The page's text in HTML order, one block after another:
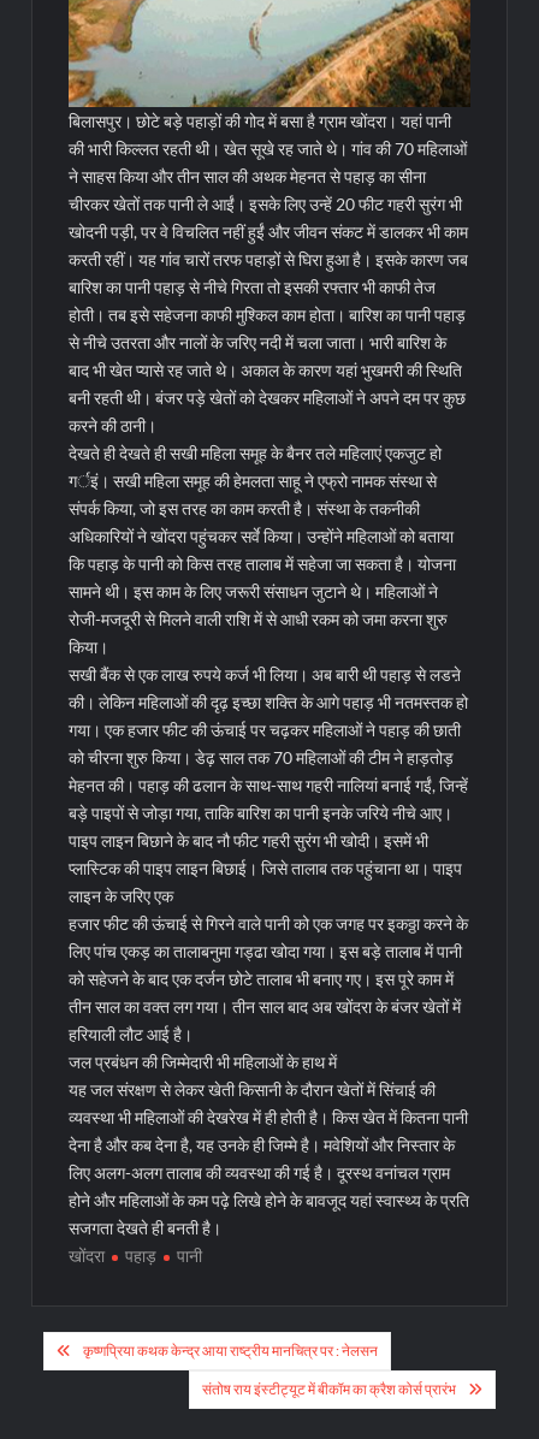
बिलासपुर। छोटे बड़े पहाड़ों की गोद में बसा है ग्राम खोंदरा। यहां पानी
की भारी किल्लत रहती थी। खेत सूखे रह जाते थे। गांव की 70 महिलाओं
ने साहस किया और तीन साल की अथक मेहनत से पहाड़ का सीना
चीरकर खेतों तक पानी ले आईं। इसके लिए उन्हें 20 फीट गहरी सुरंग भी
खोदनी पड़ी, पर वे विचलित नहीं हुईं और जीवन संकट में डालकर भी काम
करती रहीं। यह गांव चारों तरफ पहाड़ों से घिरा हुआ है। इसके कारण जब
बारिश का पानी पहाड़ से नीचे गिरता तो इसकी रफ्तार भी काफी तेज
होती। तब इसे सहेजना काफी मुश्किल काम होता।बारिश का पानी पहाड़
से नीचे उतरता और नालों के जरिए नदी में चला जाता। भारी बारिश के
बाद भी खेत प्यासे रह जाते थे। अकाल के कारण यहां भुखमरी की स्थिति
बनी रहती थी। बंजर पड़े खेतों को देखकर महिलाओं ने अपने दम पर कुछ
करने की ठानी।
देखते ही देखते ही सखी महिला समूह के बैनर तले महिलाएं एकजुट हो
गर्इं। सखी महिला समूह की हेमलता साहू ने एफ्रो नामक संस्था से
संपर्क किया, जो इस तरह का काम करती है। संस्था के तकनीकी
अधिकारियों ने खोंदरा पहुंचकर सर्वे किया। उन्होंने महिलाओं को बताया
कि पहाड़ के पानी को किस तरह तालाब में सहेजा जा सकता है। योजना
सामने थी। इस काम के लिए जरूरी संसाधन जुटाने थे। महिलाओं ने
रोजी-मजदूरी से मिलने वाली राशि में से आधी रकम को जमा करना शुरु
किया।
सखी बैंक से एक लाख रुपये कर्ज भी लिया। अब बारी थी पहाड़ से लडऩे
की। लेकिन महिलाओं की दृढ़ इच्छा शक्ति के आगे पहाड़ भी नतमस्तक हो
गया। एक हजार फीट की ऊंचाई पर चढ़कर महिलाओं ने पहाड़ की छाती
को चीरना शुरु किया। डेढ़ साल तक 70 महिलाओं की टीम ने हाड़तोड़
मेहनत की। पहाड़ की ढलान के साथ-साथ गहरी नालियां बनाई गईं, जिन्हें
बड़े पाइपों से जोड़ा गया, ताकि बारिश का पानी इनके जरिये नीचे आए।
पाइप लाइन बिछाने के बाद नौ फीट गहरी सुरंग भी खोदी। इसमें भी
प्लास्टिक की पाइप लाइन बिछाई। जिसे तालाब तक पहुंचाना था। पाइप
लाइन के जरिए एक
हजार फीट की ऊंचाई से गिरने वाले पानी को एक जगह पर इकठ्ठा करने के
लिए पांच एकड़ का तालाबनुमा गड्ढा खोदा गया। इस बड़े तालाब में पानी
को सहेजने के बाद एक दर्जन छोटे तालाब भी बनाए गए। इस पूरे काम में
तीन साल का वक्त लग गया। तीन साल बाद अब खोंदरा के बंजर खेतों में
हरियाली लौट आई है।
जल प्रबंधन की जिम्मेदारी भी महिलाओं के हाथ में
यह जल संरक्षण से लेकर खेती किसानी के दौरान खेतों में सिंचाई की
व्यवस्था भी महिलाओं की देखरेख में ही होती है। किस खेत में कितना पानी
देना है और कब देना है, यह उनके ही जिम्मे है। मवेशियों और निस्तार के
लिए अलग-अलग तालाब की व्यवस्था की गई है। दूरस्थ वनांचल ग्राम
होने और महिलाओं के कम पढ़े लिखे होने के बावजूद यहां स्वास्थ्य के प्रति
सजगता देखते ही बनती है।
खोंदरा
पहाड़ पानी
Post
navigation
कृष्णप्रिया कथक केन्द्र आया राष्ट्रीय मानचित्र पर : नेलसन
संतोष राय इंस्टीट्यूट में बीकॉम का क्रैश कोर्स प्रारंभ